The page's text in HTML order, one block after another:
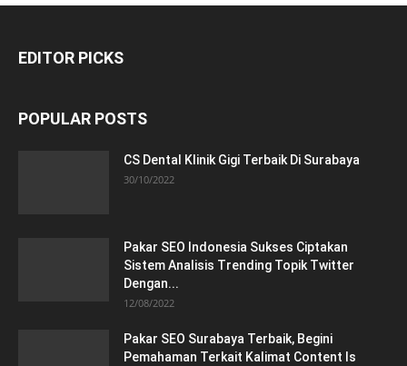
EDITOR PICKS
POPULAR POSTS
CS Dental Klinik Gigi Terbaik Di Surabaya
30/10/2022
Pakar SEO Indonesia Sukses Ciptakan
Sistem Analisis Trending Topik Twitter
Dengan...
12/08/2022
Pakar SEO Surabaya Terbaik, Begini
Pemahaman Terkait Kalimat Content Is